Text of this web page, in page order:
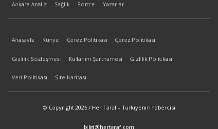
Ankara Analiz Sağlık Portre Yazarlar
Anasayfa Künye Çerez Politikası Çerez Politikası
Gizlilik Sözleşmesi Kullanım Şartnamesi Gizlilik Politikası
Veri Politikası Site Haritası
© Copyright 2026 / Her Taraf - Türkiyenin habercisi
bilgi@hertaraf.com